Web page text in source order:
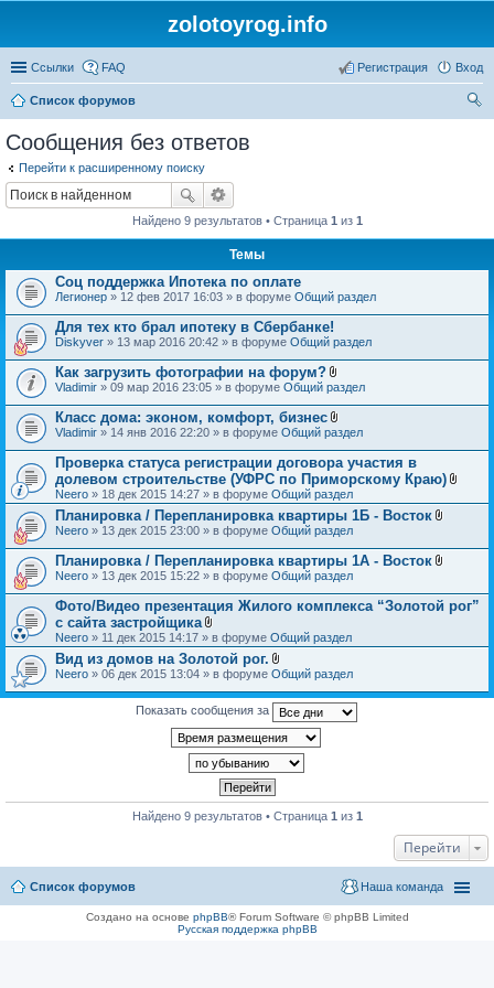
zolotoyrog.info
Ссылки FAQ Вход
Регистрация
Список форумов
Сообщения без ответов
Перейти к расширенному поиску
Найдено 9 результатов • Страница 1 из 1
Темы
Соц поддержка Ипотека по оплате
Легионер » 12 фев 2017 16:03 » в форуме Общий раздел
Для тех кто брал ипотеку в Сбербанке!
Diskyver » 13 мар 2016 20:42 » в форуме Общий раздел
Как загрузить фотографии на форум?
В
о
ж
е
н
и
я
Vladimir » 09 мар 2016 23:05 » в форуме Общий раздел
Класс дома: эконом, комфорт, бизнес
В
л
о
ж
е
н
и
я
Vladimir » 14 янв 2016 22:20 » в форуме Общий раздел
Проверка статуса регистрации договора участия в
долевом строительстве (УФРС по Приморскому Краю)
л
Neero » 18 дек 2015 14:27 » в форуме Общий раздел
Планировка / Перепланировка квартиры 1Б - Восток
о
н
и
Neero » 13 дек 2015 23:00 » в форуме Общий раздел
Планировка / Перепланировка квартиры 1А - Восток
о
ж
и
Neero » 13 дек 2015 15:22 » в форуме Общий раздел
Фото/Видео презентация Жилого комплекса “Золотой рог”
с сайта застройщика
В
л
о
ж
н
и
я
Neero » 11 дек 2015 14:17 » в форуме Общий раздел
Вид из домов на Золотой рог.
В
о
ж
е
н
и
Neero » 06 дек 2015 13:04 » в форуме Общий раздел
Показать сообщения за
Найдено 9 результатов • Страница 1 из 1
Перейти
Список форумов Наша команда
Создано на основе phpBB® Forum Software © phpBB Limited
Русская поддержка phpBB